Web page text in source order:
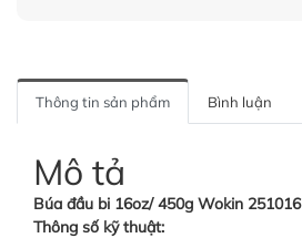
Thông tin sản phẩm Bình luận
Mô tả
Búa đầu bi 16oz/ 450g Wokin 251016
Thông số kỹ thuật: